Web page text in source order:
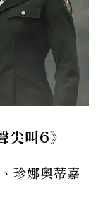
叫6》
珍娜奧蒂嘉